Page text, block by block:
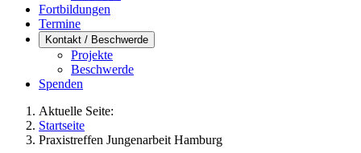
Fortbildungen
Termine
Kontakt / Beschwerde
Projekte
Beschwerde
Spenden
Aktuelle Seite:
Startseite
Praxistreffen Jungenarbeit Hamburg